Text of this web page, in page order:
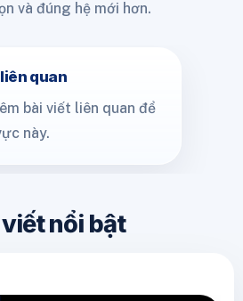
và đúng hệ mới hơn.
quan
bài viết liên quan để
này.
nổi bật